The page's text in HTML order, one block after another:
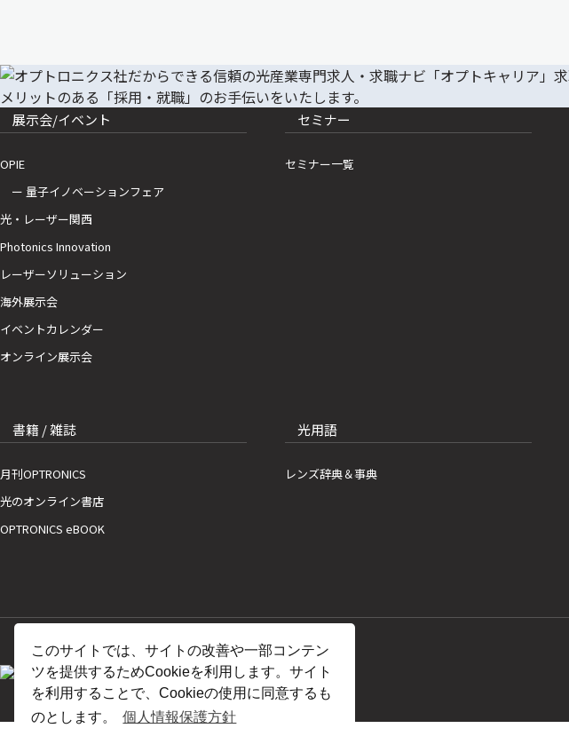
このサイトでは、サイトの改善や一部コンテン
ツを提供するためCookieを利用します。サイト
を利用することで、Cookieの使用に同意するも
のとします。
個人情報保護方針
展示会/イベント
OPIE
ー 量子イノベーションフェア
光・レーザー関西
Photonics Innovation
レーザーソリューション
海外展示会
イベントカレンダー
オンライン展示会
セミナー
セミナー一覧
書籍 / 雑誌
月刊OPTRONICS
光のオンライン書店
OPTRONICS eBOOK
光用語
レンズ辞典＆事典